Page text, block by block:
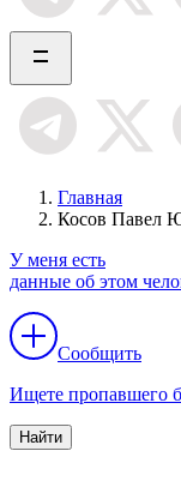
Главная
Косов Павел
У меня есть
данные об этом
Сообщить
Ищете пропавшего
Найти